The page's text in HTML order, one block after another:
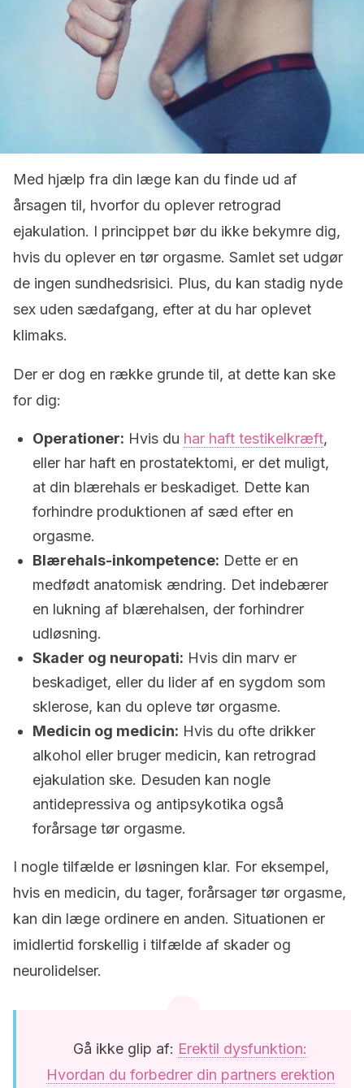
Med hjælp fra din læge kan du finde ud af
årsagen til, hvorfor du oplever retrograd
ejakulation. I princippet bør du ikke bekymre dig,
hvis du oplever en tør orgasme. Samlet set udgør
de ingen sundhedsrisici. Plus, du kan stadig nyde
sex uden sædafgang, efter at du har oplevet
klimaks.
Der er dog en række grunde til, at dette kan ske
for dig:
Operationer: Hvis du har haft testikelkræft,
eller har haft en prostatektomi, er det muligt,
at din blærehals er beskadiget. Dette kan
forhindre produktionen af ​​sæd efter en
orgasme.
Blærehals-inkompetence: Dette er en
medfødt anatomisk ændring. Det indebærer
en lukning af blærehalsen, der forhindrer
udløsning.
Skader og neuropati: Hvis din marv er
beskadiget, eller du lider af en sygdom som
sklerose, kan du opleve tør orgasme.
Medicin og medicin: Hvis du ofte drikker
alkohol eller bruger medicin, kan retrograd
ejakulation ske. Desuden kan nogle
antidepressiva og antipsykotika også
forårsage tør orgasme.
I nogle tilfælde er løsningen klar. For eksempel,
hvis en medicin, du tager, forårsager tør orgasme,
kan din læge ordinere en anden. Situationen er
imidlertid forskellig i tilfælde af skader og
neurolidelser.
Gå ikke glip af: Erektil dysfunktion:
Hvordan du forbedrer din partners erektion